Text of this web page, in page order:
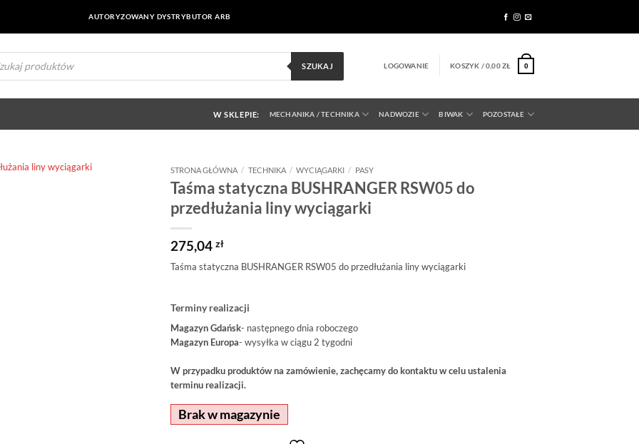
AUTORYZOWANY DYSTRYBUTOR ARB
SZUKAJ LOGOWANIE KOSZYK /0,00ZŁ 0
W SKLEPIE: MECHANIKA / TECHNIKA NADWOZIE BIWAK POZOSTAŁE
STRONA GŁÓWNA / TECHNIKA / WYCIĄGARKI / PASY
Taśma statyczna BUSHRANGER RSW05 do
przedłużania liny wyciągarki
275,04 zł
Taśma statyczna BUSHRANGER RSW05 do przedłużania liny wyciągarki
Terminy realizacji
Magazyn Gdańsk- następnego dnia roboczego
Magazyn Europa- wysyłka w ciągu 2 tygodni
W przypadku produktów na zamówienie, zachęcamy do kontaktu w celu ustalenia
terminu realizacji.
Brak w magazynie